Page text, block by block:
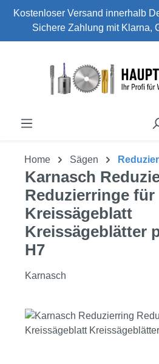
Zum Hauptinhalt springen
Kostenloser Versand innerhalb
Sichere Zahlung mit Klarna,
Home Sägen
Karnasch
Reduzierringe für
Kreissägeblatt
Kreissägeblätter
H7
Karnasch
Bildergalerie überspringen